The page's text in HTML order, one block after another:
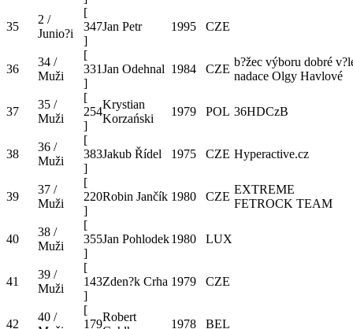
35
2 /
Junio?i
[
347
]
Jan Petr 1995 CZE
36
34 /
Muži
[
331
]
Jan Odehnal 1984 CZE
b?žec výboru dobré
nadace Olgy Havlové
37
35 /
Muži
[
254
]
Krystian
Korzański
1979 POL 36HDCzB
38
36 /
Muži
[
383
]
Jakub Řídel 1975 CZE Hyperactive.cz
39
37 /
Muži
[
220
]
Robin Jančík 1980 CZE
EXTREME
FETROCK TEAM
40
38 /
Muži
[
355
]
Jan Pohlodek1980 LUX
41
39 /
Muži
[
143
]
Zden?k Crha 1979 CZE
42
40 /
[
179
Robert
1978 BEL